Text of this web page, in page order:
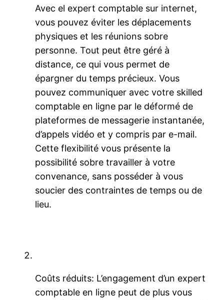
Avec el expert comptable sur internet,
vous pouvez éviter les déplacements
physiques et les réunions sobre
personne. Tout peut être géré à
distance, ce qui vous permet de
épargner du temps précieux. Vous
pouvez communiquer avec votre skilled
comptable en ligne par le déformé de
plateformes de messagerie instantanée,
d’appels vidéo et y compris par e-mail.
Cette flexibilité vous présente la
possibilité sobre travailler à votre
convenance, sans posséder à vous
soucier des contraintes de temps ou de
lieu.
Coûts réduits: L’engagement d’un expert
comptable en ligne peut de plus vous